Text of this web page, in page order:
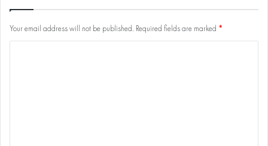
Your email address will not be published. Required fields are marked *